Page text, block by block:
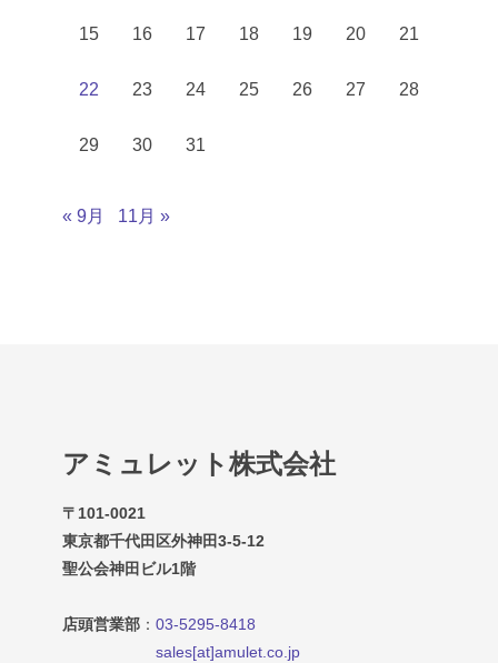
15 16 17 18 19 20 21
22 23 24 25 26 27 28
29 30 31
« 9月 11月 »
アミュレット株式会社
〒101-0021
東京都千代田区外神田3-5-12
聖公会神田ビル1階
店頭営業部 ： 03-5295-8418
sales[at]amulet.co.jp